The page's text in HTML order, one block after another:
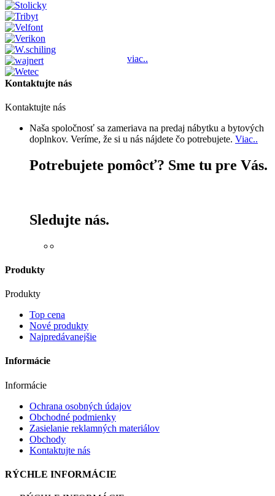
viac..
Kontaktujte nás
Kontaktujte nás
Naša spoločnosť sa zameriava na predaj nábytku a bytových
doplnkov. Veríme, že si u nás nájdete čo potrebujete. Viac..
Potrebujete pomôcť? Sme tu pre Vás.
Sledujte nás.
Produkty
Produkty
Top cena
Nové produkty
Najpredávanejšie
Informácie
Informácie
Ochrana osobných údajov
Obchodné podmienky
Zasielanie reklamných materiálov
Obchody
Kontaktujte nás
RÝCHLE INFORMÁCIE